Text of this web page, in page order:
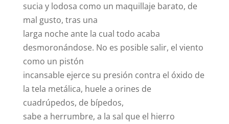
sucia y lodosa como un maquillaje barato, de
mal gusto, tras una
larga noche ante la cual todo acaba
desmoronándose. No es posible salir, el viento
como un pistón
incansable ejerce su presión contra el óxido de
la tela metálica, huele a orines de
cuadrúpedos, de bípedos,
sabe a herrumbre, a la sal que el hierro